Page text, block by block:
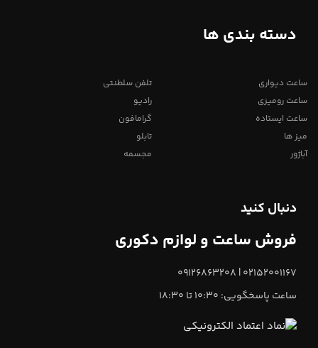
دسته بندی ها
ساعت دیواری
ساعت رومیزی
ساعت ایستاده
میز ها
آباژور
تلفن سلطنتی
رادیو
گرامافون
تابلو
مجسمه
دنبال کنید
فروش ساعت و لوازم دکوری
02152001167 | 09126863208
ساعت پاسخگویی: 10:30 تا 18:30